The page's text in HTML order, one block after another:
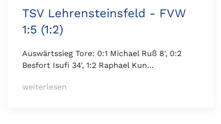
TSV Lehrensteinsfeld - FVW
1:5 (1:2)
Auswärtssieg Tore: 0:1 Michael Ruß 8', 0:2
Besfort Isufi 34', 1:2 Raphael Kun…
weiterlesen